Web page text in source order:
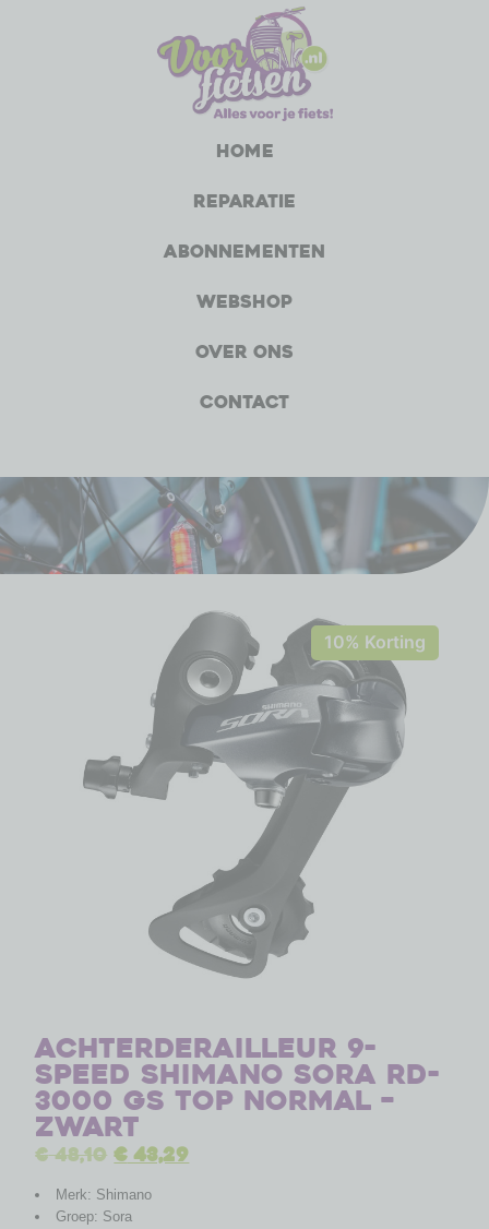
Home
Reparatie
Abonnementen
Webshop
Over ons
Contact
10% Korting
Achterderailleur 9-
speed Shimano Sora RD-
3000 GS Top Normal –
zwart
€48,10 €43,29
Merk: Shimano
Groep: Sora